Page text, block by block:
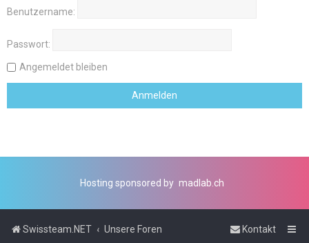
Benutzername:
Passwort:
Angemeldet bleiben
Hosting sponsored by madlab.ch
Swissteam.NET Unsere Foren Kontakt